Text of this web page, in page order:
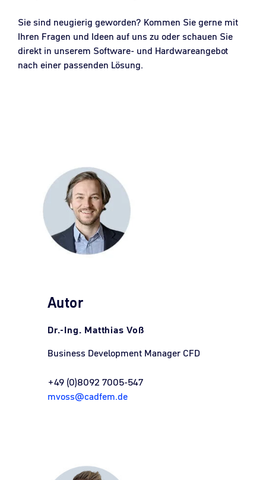
Sie sind neugierig geworden? Kommen Sie gerne mit
Ihren Fragen und Ideen auf uns zu oder schauen Sie
direkt in unserem Software- und Hardwareangebot
nach einer passenden Lösung.
Autor
Dr.-Ing. Matthias Voß
Business Development Manager CFD
+49 (0)8092 7005-547
mvoss@cadfem.de